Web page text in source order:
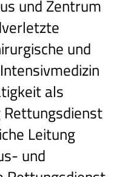
und Zentrum
und
als
Leitung
und